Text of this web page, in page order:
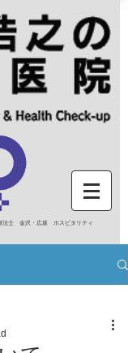
士 金沢・広坂 ホスピタリティ